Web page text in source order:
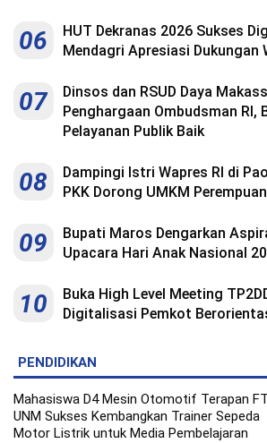
06
HUT Dekranas 2026 Sukses
Mendagri Apresiasi Dukungan
07
Dinsos dan RSUD Daya
Penghargaan Ombudsman RI,
Pelayanan Publik Baik
08
Dampingi Istri Wapres RI di
PKK Dorong UMKM
09
Bupati Maros Dengarkan
Upacara Hari Anak Nasional
10
Buka High Level Meeting
Digitalisasi Pemkot
PENDIDIKAN
Mahasiswa D4 Mesin Otomotif Terapan FT
UNM Sukses Kembangkan Trainer Sepeda
Motor Listrik untuk Media Pembelajaran